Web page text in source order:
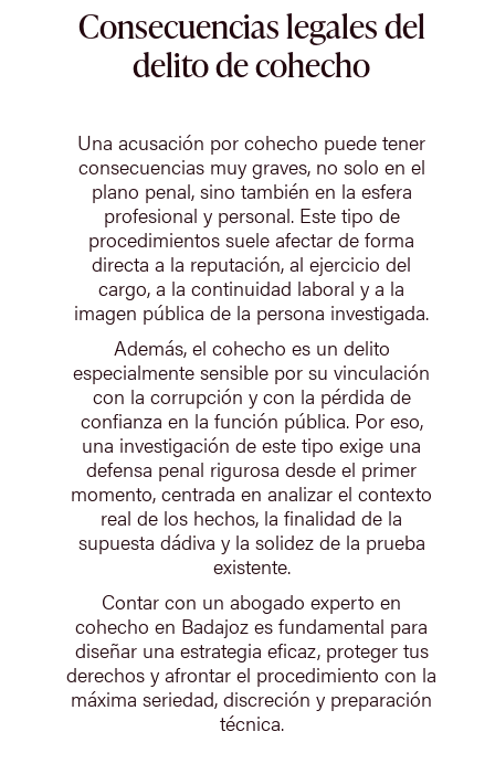
Consecuencias legales del
delito de cohecho
Una acusación por cohecho puede tener
consecuencias muy graves, no solo en el
plano penal, sino también en la esfera
profesional y personal. Este tipo de
procedimientos suele afectar de forma
directa a la reputación, al ejercicio del
cargo, a la continuidad laboral y a la
imagen pública de la persona investigada.
Además, el cohecho es un delito
especialmente sensible por su vinculación
con la corrupción y con la pérdida de
confianza en la función pública. Por eso,
una investigación de este tipo exige una
defensa penal rigurosa desde el primer
momento, centrada en analizar el contexto
real de los hechos, la finalidad de la
supuesta dádiva y la solidez de la prueba
existente.
Contar con un abogado experto en
cohecho en Badajoz es fundamental para
diseñar una estrategia eficaz, proteger tus
derechos y afrontar el procedimiento con la
máxima seriedad, discreción y preparación
técnica.